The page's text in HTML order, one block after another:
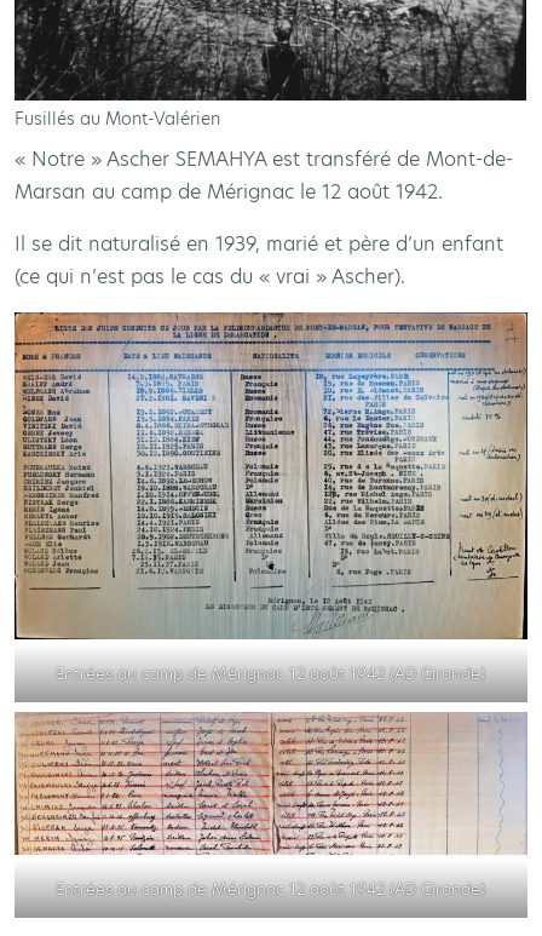
Fusillés au Mont-Valérien
« Notre » Ascher SEMAHYA est transféré de Mont-de-
Marsan au camp de Mérignac le 12 août 1942.
Il se dit naturalisé en 1939, marié et père d’un enfant
(ce qui n’est pas le cas du « vrai » Ascher).
Entrées au camp de Mérignac 12 août 1942 (AD Gironde)
Entrées au camp de Mérignac 12 août 1942 (AD Gironde)